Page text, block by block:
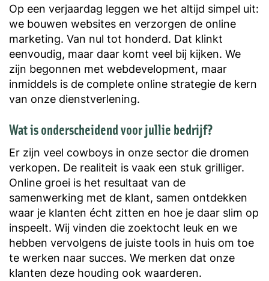
Op een verjaardag leggen we het altijd simpel uit:
we bouwen websites en verzorgen de online
marketing. Van nul tot honderd. Dat klinkt
eenvoudig, maar daar komt veel bij kijken. We
zijn begonnen met webdevelopment, maar
inmiddels is de complete online strategie de kern
van onze dienstverlening.
Wat is onderscheidend voor jullie bedrijf?
Er zijn veel cowboys in onze sector die dromen
verkopen. De realiteit is vaak een stuk grilliger.
Online groei is het resultaat van de
samenwerking met de klant, samen ontdekken
waar je klanten écht zitten en hoe je daar slim op
inspeelt. Wij vinden die zoektocht leuk en we
hebben vervolgens de juiste tools in huis om toe
te werken naar succes. We merken dat onze
klanten deze houding ook waarderen.